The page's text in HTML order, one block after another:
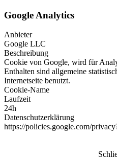
Google Analytics
Anbieter
Google LLC
Beschreibung
Cookie von Google, wird für
Enthalten sind allgemeine
Internetseite benutzt.
Cookie-Name
Laufzeit
24h
Datenschutzerklärung
https://policies.google.com/